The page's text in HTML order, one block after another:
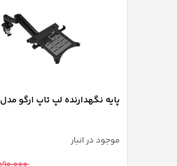
پایه نگهدارنده لپ تاپ ارگو مدل WLA002
موجود در انبار